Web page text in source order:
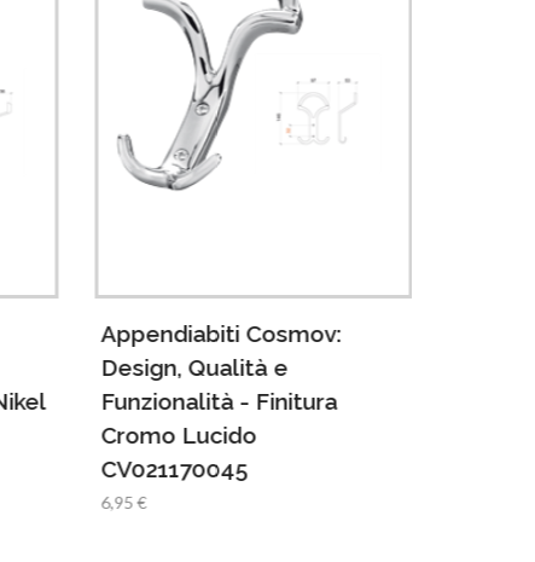
Appendiabiti Cosmov:
Design, Qualità e
Funzionalità - Finitura
Cromo Lucido
CV021170045
6,95 €